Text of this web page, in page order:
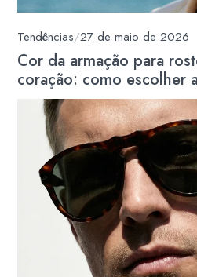
Tendências/27 de maio de 2026
Cor da armação para
coração: como escolher